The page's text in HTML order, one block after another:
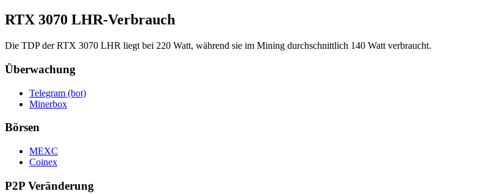
RTX 3070 LHR-Verbrauch
Die TDP der RTX 3070 LHR liegt bei 220 Watt, während sie im Mining durchschnittlich 140 Watt verbraucht.
Überwachung
Telegram (bot)
Minerbox
Börsen
MEXC
Coinex
P2P Veränderung